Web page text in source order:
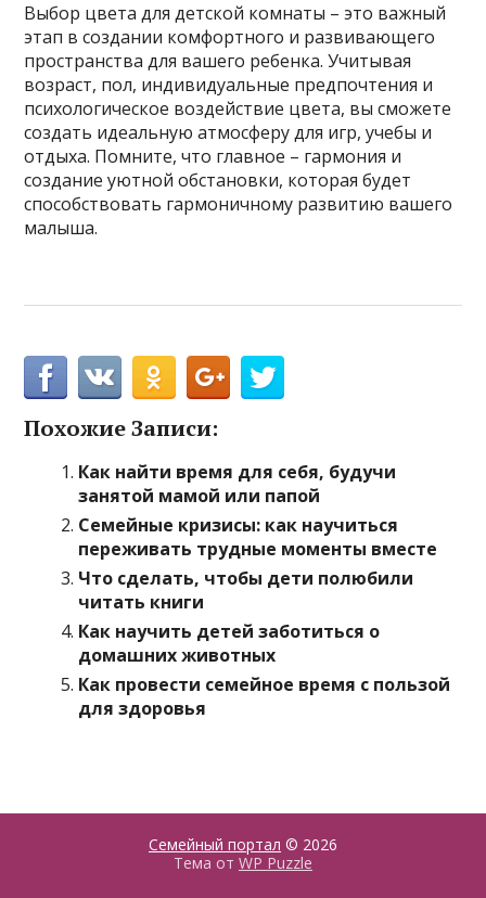
Выбор цвета для детской комнаты – это важный
этап в создании комфортного и развивающего
пространства для вашего ребенка. Учитывая
возраст, пол, индивидуальные предпочтения и
психологическое воздействие цвета, вы сможете
создать идеальную атмосферу для игр, учебы и
отдыха. Помните, что главное – гармония и
создание уютной обстановки, которая будет
способствовать гармоничному развитию вашего
малыша.
Похожие Записи:
Как найти время для себя, будучи
занятой мамой или папой
Семейные кризисы: как научиться
переживать трудные моменты вместе
Что сделать, чтобы дети полюбили
читать книги
Как научить детей заботиться о
домашних животных
Как провести семейное время с пользой
для здоровья
Семейный портал © 2026
Тема от WP Puzzle